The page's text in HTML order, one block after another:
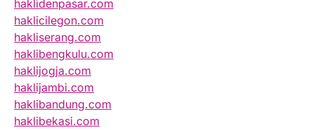
haklidenpasar.com
haklicilegon.com
hakliserang.com
haklibengkulu.com
haklijogja.com
haklijambi.com
haklibandung.com
haklibekasi.com